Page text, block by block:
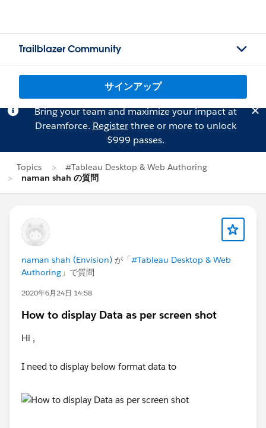
Trailblazer Community
サインアップ
Bring your team and maximize your impact at
Dreamforce. Registerthree or more to unlock
$999 passes.
Topics
#Tableau Desktop & Web Authoring
naman shah の質問
naman shah (Envision) が「#Tableau Desktop & Web
Authoring 」で質問
2020年6月24日 14:58
How to display Data as per screen shot
Hi ,
I need to display below format data to